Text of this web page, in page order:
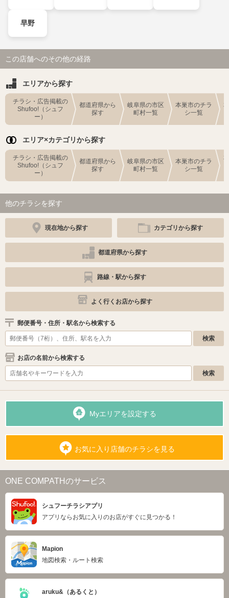
早野
この店舗へのその他の経路
エリアから探す
チラシ・広告掲載の
Shufoo!（シュフ
ー）
都道府県から
探す
岐阜県の市区
町村一覧
本巣市のチラ
シ一覧
エリア×カテゴリから探す
チラシ・広告掲載の
Shufoo!（シュフ
ー）
都道府県から
探す
岐阜県の市区
町村一覧
本巣市のチラ
シ一覧
他のチラシを探す
現在地から探す カテゴリから探す
都道府県から探す
路線・駅から探す
よく行くお店から探す
郵便番号・住所・駅名から検索する
お店の名前から検索する
Myエリアを設定する
お気に入り店舗のチラシを見る
ONE COMPATHのサービス
シュフーチラシアプリ
アプリならお気に入りのお店がすぐに見つかる！
Mapion
地図検索・ルート検索
aruku&（あるくと）